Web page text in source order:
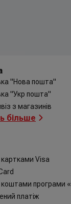
"Нова пошта"
"Укр пошта"
з магазинів
більше
Visa
коштами програми
платіж